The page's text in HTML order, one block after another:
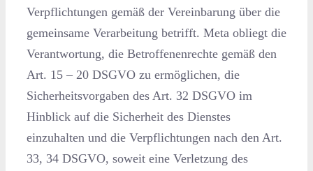
Verpflichtungen gemäß der Vereinbarung über die
gemeinsame Verarbeitung betrifft. Meta obliegt die
Verantwortung, die Betroffenenrechte gemäß den
Art. 15 – 20 DSGVO zu ermöglichen, die
Sicherheitsvorgaben des Art. 32 DSGVO im
Hinblick auf die Sicherheit des Dienstes
einzuhalten und die Verpflichtungen nach den Art.
33, 34 DSGVO, soweit eine Verletzung des